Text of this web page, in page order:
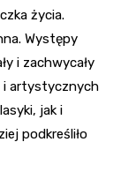
życia.
Występy
i zachwycały
i artystycznych
jak i
podkreśliło